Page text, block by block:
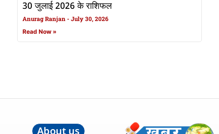
30 जुलाई 2026 के राशिफल
Anurag Ranjan July 30, 2026
Read Now »
About us